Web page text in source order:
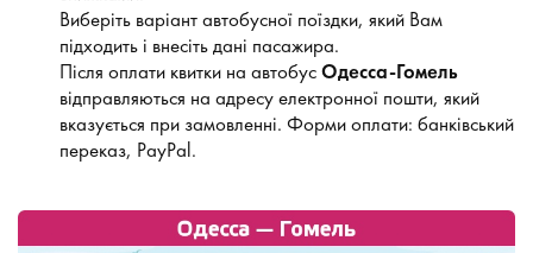
Виберіть варіант автобусної поїздки, який Вам
підходить і внесіть дані пасажира.
Після оплати квитки на автобусОдесса-Гомель
відправляються на адресу електронної пошти, який
вказується при замовленні. Форми оплати: банківський
переказ, PayPal.